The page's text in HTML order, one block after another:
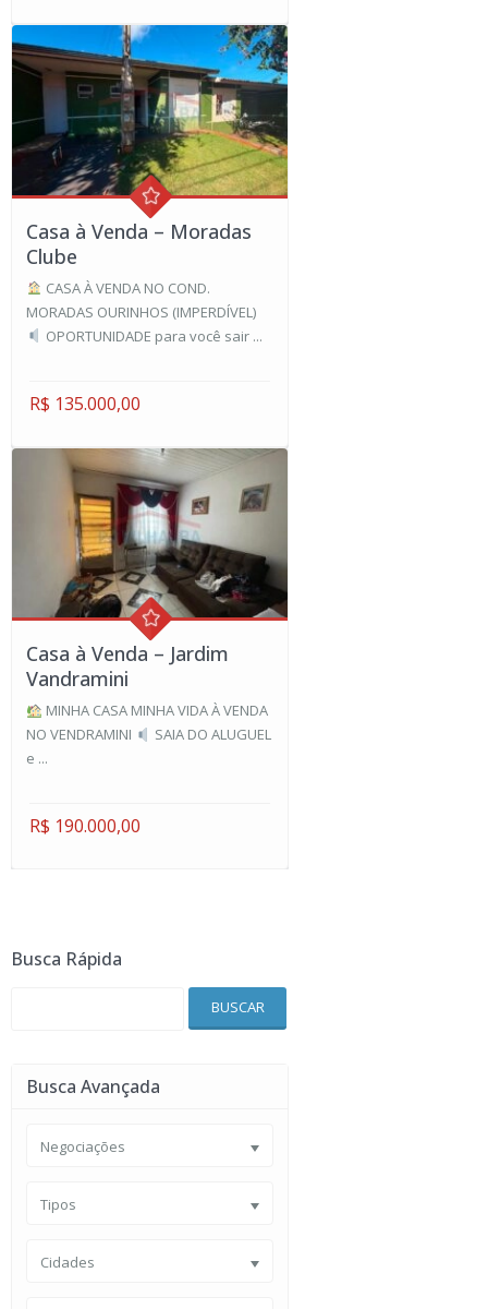
Casa à Venda – Moradas
Clube
CASA À VENDA NO COND.
MORADAS OURINHOS (IMPERDÍVEL)
OPORTUNIDADE para você sair ...
R$ 135.000,00
Casa à Venda – Jardim
Vandramini
MINHA CASA MINHA VIDA À VENDA
NO VENDRAMINI
SAIA DO ALUGUEL
e ...
R$ 190.000,00
Busca Rápida
BUSCAR
Busca Avançada
Negociações
Tipos
Cidades